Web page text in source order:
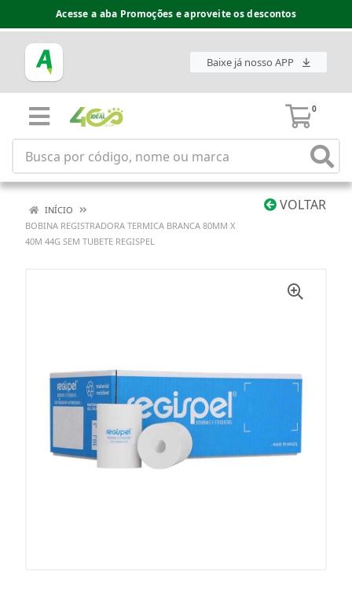
Acesse a aba Promoções e aproveite os descontos
Baixe já nosso APP
0
VOLTAR
INÍCIO
BOBINA REGISTRADORA TERMICA BRANCA 80MM X
40M 44G SEM TUBETE REGISPEL